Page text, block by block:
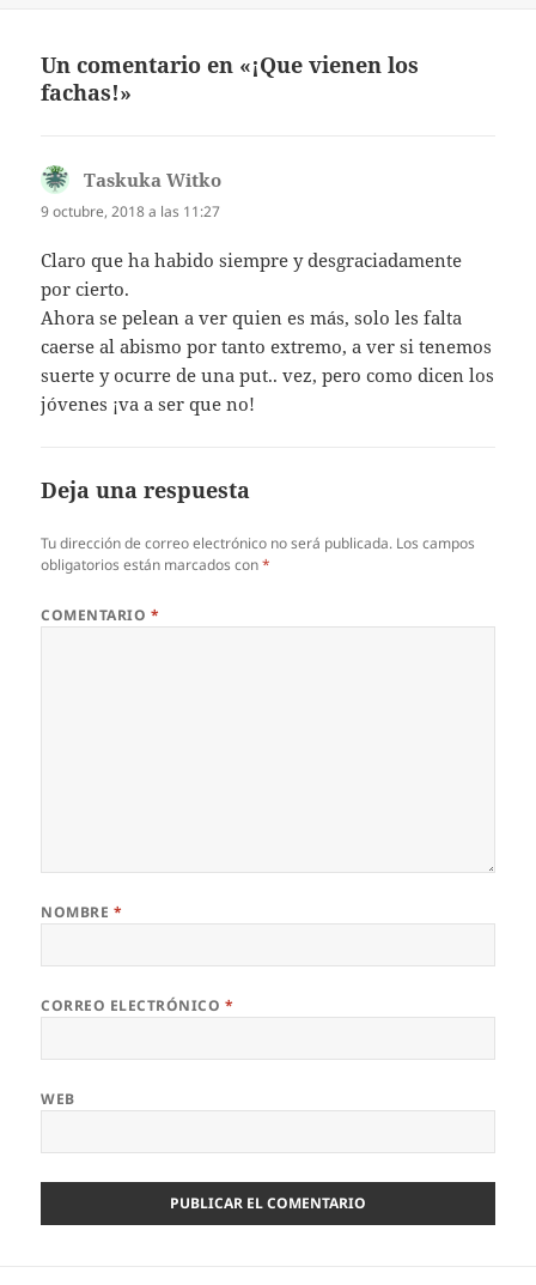
Un comentario en «¡Que vienen los
fachas!»
Taskuka Witko
9 octubre, 2018 a las 11:27
Claro que ha habido siempre y desgraciadamente
por cierto.
Ahora se pelean a ver quien es más, solo les falta
caerse al abismo por tanto extremo, a ver si tenemos
suerte y ocurre de una put.. vez, pero como dicen los
jóvenes ¡va a ser que no!
Deja una respuesta
Tu dirección de correo electrónico no será publicada. Los campos
obligatorios están marcados con*
COMENTARIO *
NOMBRE *
CORREO ELECTRÓNICO *
WEB